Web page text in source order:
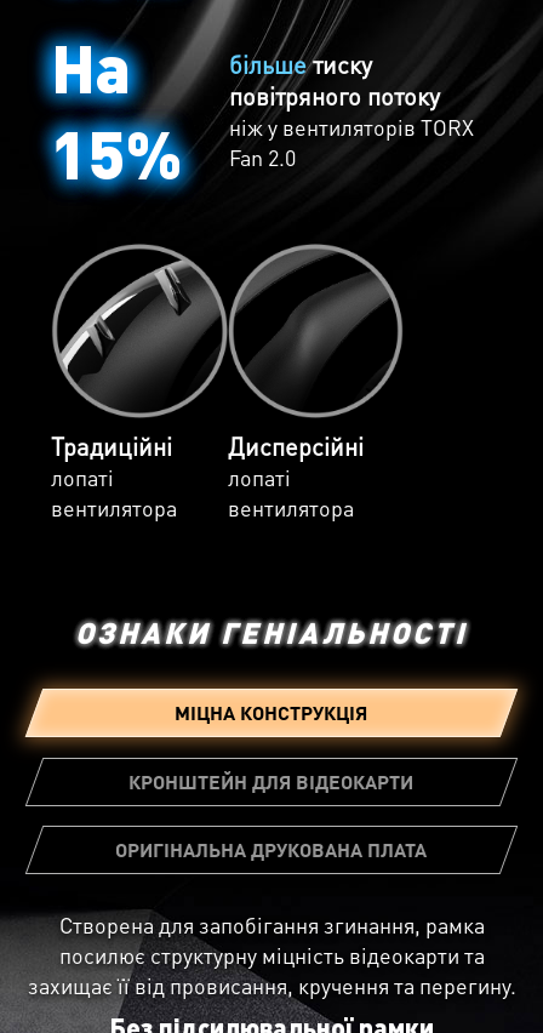
На
15%
більшетиску
повітряного потоку
ніж у вентиляторів TORX
Fan 2.0
Традиційні
лопаті
вентилятора
Дисперсійні
лопаті
вентилятора
ОЗНАКИ ГЕНІАЛЬНОСТІ
МІЦНА КОНСТРУКЦІЯ
КРОНШТЕЙН ДЛЯ ВІДЕОКАРТИ
ОРИГІНАЛЬНА ДРУКОВАНА ПЛАТА
Cтворена для запобігання згинання, рамка
посилює структурну міцність відеокарти та
захищає її від провисання, кручення та перегину.
В комплекті з відеокартою йде
кронштейн, що встановлюються в
корпус та зменшує механічне
Не всі друковані плати однакові в роботі.
Спеціальна конструкція друкованої плати MSI
забезпечує більшу надійність та посилену
систему живлення, що забезпечує стабільну